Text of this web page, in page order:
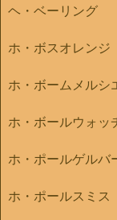
ヘ・ベーリング
ホ・ボスオレンジ
ホ・ボームメルシ
ホ・ボールウォッ
ホ・ポールゲルバ
ホ・ポールスミス